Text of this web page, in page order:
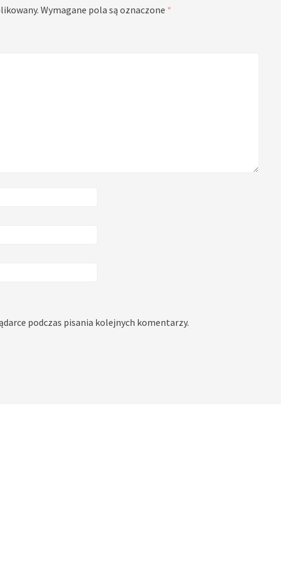
Wymagane pola są oznaczone *
podczas pisania kolejnych komentarzy.